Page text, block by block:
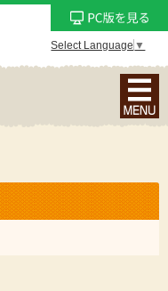
Select Language ▼
ナ
ビ
ョ
ン